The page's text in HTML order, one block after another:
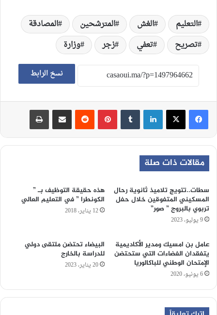
التعليم الغش المترشحين
المصادقة
تصريح
تعفي زجر وزارة
نسخ الرابط
لينكدإن بينتيريست
مقالات ذات صلة
سطات..تتويج تلاميذ ثانوية رحال
المسكيني المتفوقين خلال حفل
تربوي بالبروج ” صور”
9 يوليو، 2023
هذه حقيقة التوظيف بـ ”
الكونطرا ” في التعليم العالي
12 يناير، 2018
عامل بن امسيك ومدير الأكاديمية
يتفقدان الفضاءات التي ستحتضن
الإمتحان الوطني للباكالوريا
6 يونيو، 2020
البيضاء تحتضن ملتقى دولي
للدراسة بالخارج
20 يناير، 2023